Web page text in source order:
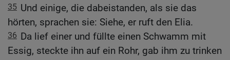
35 Und einige, die dabeistanden, als sie das
hörten, sprachen sie: Siehe, er ruft den Elia.
36 Da lief einer und füllte einen Schwamm mit
Essig, steckte ihn auf ein Rohr, gab ihm zu trinken